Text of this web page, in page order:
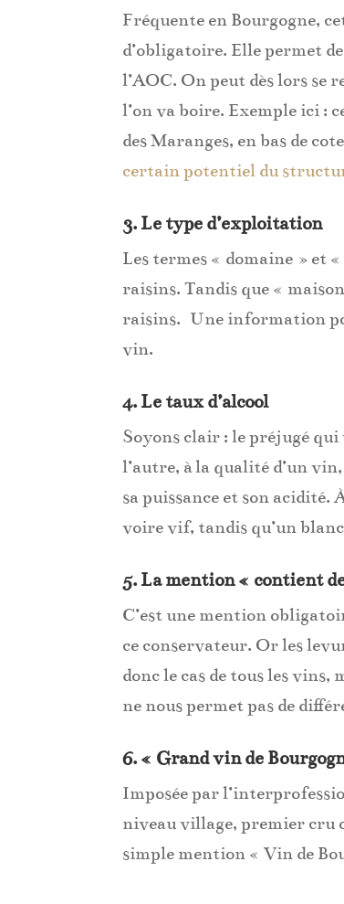
Fréquente en Bourgogne,
d’obligatoire. Elle permet
l’AOC. On peut dès lors se
l’on va boire. Exemple ici :
des Maranges, en bas de
certain potentiel du
3. Le type d’exploitation
Les termes « domaine »
raisins. Tandis que «
raisins. Une information
vin.
4. Le taux d’alcool
Soyons clair : le préjugé
l’autre, à la qualité d’un
sa puissance et son
voire vif, tandis qu’un
5. La mention « contient
C’est une mention
ce conservateur. Or les
donc le cas de tous les
ne nous permet pas de
6. « Grand vin de
Imposée par
niveau village, premier cru
simple mention « Vin de